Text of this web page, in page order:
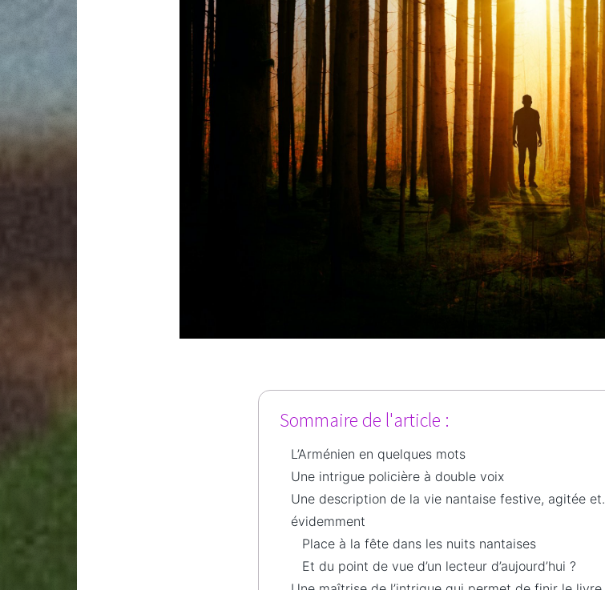
Sommaire de l'article :
L’Arménien en quelques mots
Une intrigue policière à double voix
Une description de la vie nantaise festive, agitée
évidemment
Place à la fête dans les nuits nantaises
Et du point de vue d’un lecteur d’aujourd’hui ?